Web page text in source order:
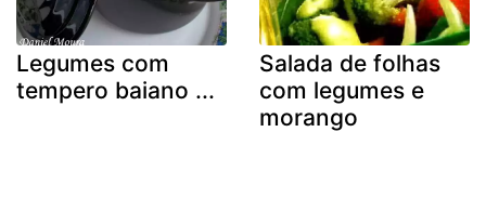
Legumes com
tempero baiano ...
Salada de folhas
com legumes e
morango